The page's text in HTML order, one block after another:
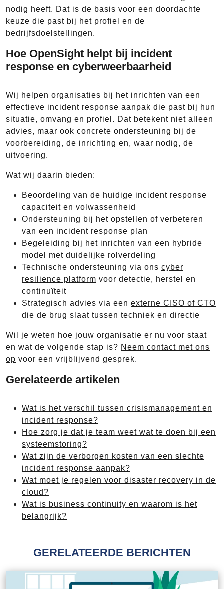
nodig heeft. Dat is de basis voor een doordachte
keuze die past bij het profiel en de
bedrijfsdoelstellingen.
Hoe OpenSight helpt bij incident
response en cyberweerbaarheid
Wij helpen organisaties bij het inrichten van een
effectieve incident response aanpak die past bij hun
situatie, omvang en profiel. Dat betekent niet alleen
advies, maar ook concrete ondersteuning bij de
voorbereiding, de inrichting en, waar nodig, de
uitvoering.
Wat wij daarin bieden:
Beoordeling van de huidige incident response
capaciteit en volwassenheid
Ondersteuning bij het opstellen of verbeteren
van een incident response plan
Begeleiding bij het inrichten van een hybride
model met duidelijke rolverdeling
Technische ondersteuning via ons cyber
resilience platform voor detectie, herstel en
continuïteit
Strategisch advies via een externe CISO of CTO
die de brug slaat tussen techniek en directie
Wil je weten hoe jouw organisatie er nu voor staat
en wat de volgende stap is? Neem contact met ons
op voor een vrijblijvend gesprek.
Gerelateerde artikelen
Wat is het verschil tussen crisismanagement en
incident response?
Hoe zorg je dat je team weet wat te doen bij een
systeemstoring?
Wat zijn de verborgen kosten van een slechte
incident response aanpak?
Wat moet je regelen voor disaster recovery in de
cloud?
Wat is business continuity en waarom is het
belangrijk?
GERELATEERDE BERICHTEN